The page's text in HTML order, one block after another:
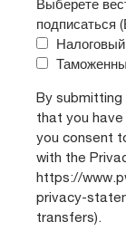
Выберете
подписаться
By submitting
that you
you consent
with the
https://
privacy-
transfers).